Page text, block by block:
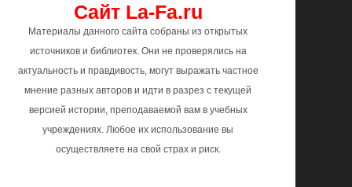
Сайт La-Fa.ru
Материалы данного сайта собраны из открытых
источников и библиотек. Они не проверялись на
актуальность и правдивость, могут выражать частное
мнение разных авторов и идти в разрез с текущей
версией истории, преподаваемой вам в учебных
учреждениях. Любое их использование вы
осуществляете на свой страх и риск.